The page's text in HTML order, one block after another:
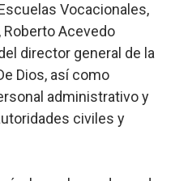
Vocacionales,
Roberto Acevedo
director general de la
Dios, así como
administrativo y
civiles y